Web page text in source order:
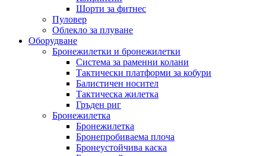
Шорти за фитнес
Пуловер
Облекло за плуване
Оборудване
Бронежилетки и бронежилетки
Система за раменни колани
Тактически платформи за кобури
Балистичен носител
Тактическа жилетка
Гръден риг
Бронежилетка
Бронежилетка
Бронепробиваема плоча
Бронеустойчива каска